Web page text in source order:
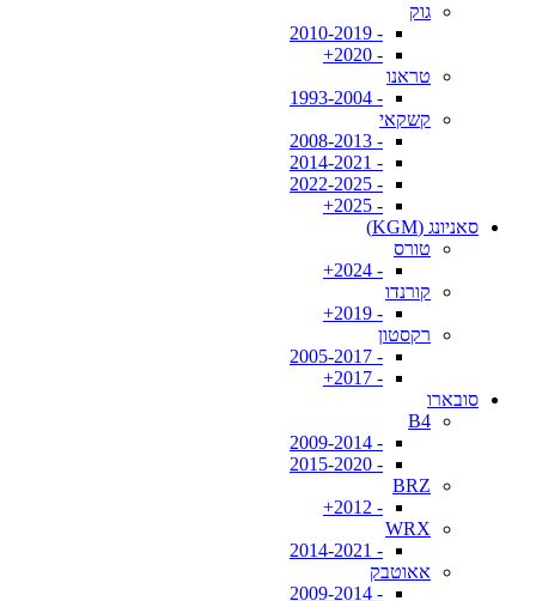
גוק
- 2010-2019
- 2020+
טראנו
- 1993-2004
קשקאי
- 2008-2013
- 2014-2021
- 2022-2025
- 2025+
סאניונג (KGM)
טורס
- 2024+
קורנדו
- 2019+
רקסטון
- 2005-2017
- 2017+
סובארו
B4
- 2009-2014
- 2015-2020
BRZ
- 2012+
WRX
- 2014-2021
אאוטבק
- 2009-2014